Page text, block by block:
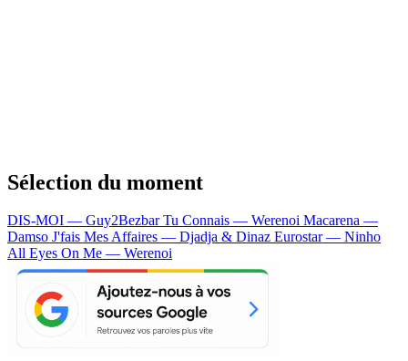
Sélection du moment
DIS-MOI — Guy2BezbarTu Connais — Werenoi Macarena —
Damso J'fais Mes Affaires — Djadja & Dinaz Eurostar — Ninho
All Eyes On Me — Werenoi